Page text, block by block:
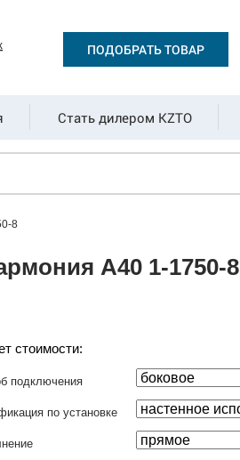
ПОДОБРАТЬ ТОВАР
Стать дилером KZTO
8
А40 1-1750-8
стоимости:
подключения
по установке